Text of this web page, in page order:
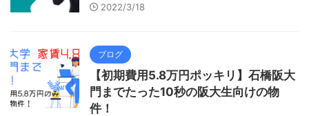
2022/3/18
ブログ
【初期費用5.8万円ポッキリ】石橋阪大
門までたった10秒の阪大生向けの物
件！